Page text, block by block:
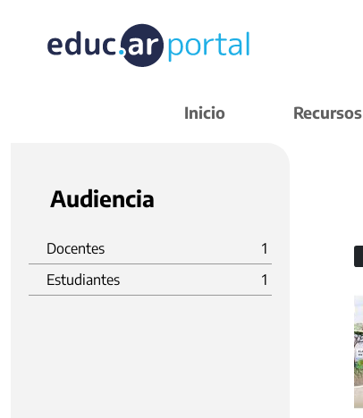
Inicio Recursos
Audiencia
Docentes
1
Estudiantes
1